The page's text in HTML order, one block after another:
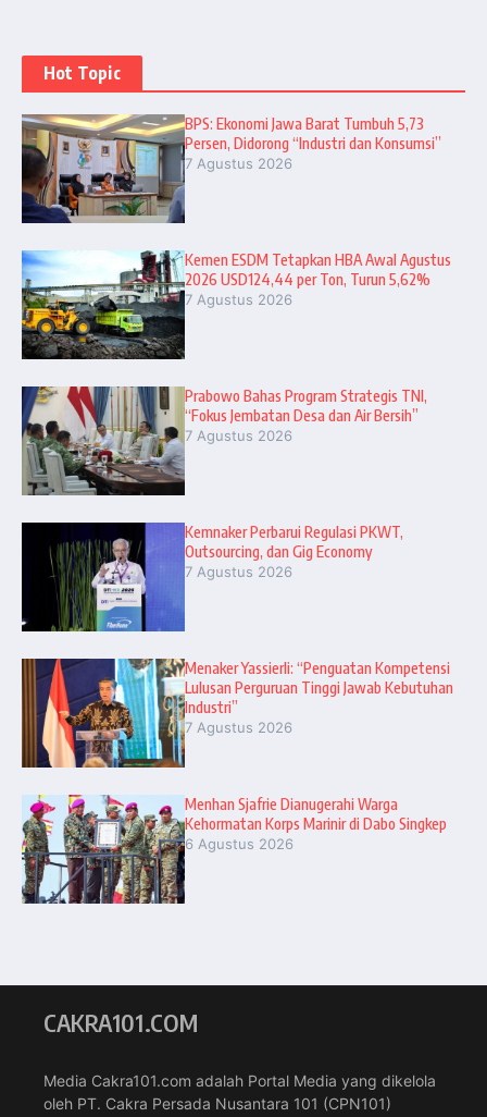
Hot Topic
BPS: Ekonomi Jawa Barat Tumbuh 5,73
Persen, Didorong “Industri dan Konsumsi”
7 Agustus 2026
Kemen ESDM Tetapkan HBA Awal Agustus
2026 USD124,44 per Ton, Turun 5,62%
7 Agustus 2026
Prabowo Bahas Program Strategis TNI,
“Fokus Jembatan Desa dan Air Bersih”
7 Agustus 2026
Kemnaker Perbarui Regulasi PKWT,
Outsourcing, dan Gig Economy
7 Agustus 2026
Menaker Yassierli: “Penguatan Kompetensi
Lulusan Perguruan Tinggi Jawab Kebutuhan
Industri”
7 Agustus 2026
Menhan Sjafrie Dianugerahi Warga
Kehormatan Korps Marinir di Dabo Singkep
6 Agustus 2026
CAKRA101.COM
Media Cakra101.com adalah Portal Media yang dikelola
oleh PT. Cakra Persada Nusantara 101 (CPN101)